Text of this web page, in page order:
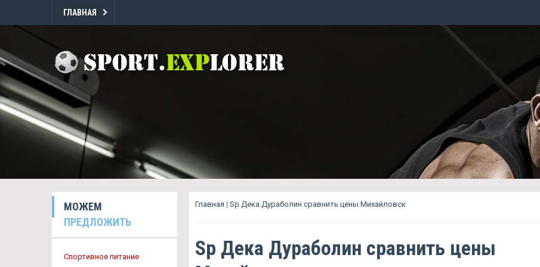
ГЛАВНАЯ
МОЖЕМ
ПРЕДЛОЖИТЬ
Спортивное питание
Главная | Sp Дека Дураболин сравнить цены Михайловск
Sp Дека Дураболин сравнить цены